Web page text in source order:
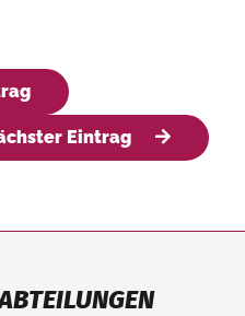
Eintrag